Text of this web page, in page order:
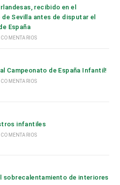
recibido en el
Sevilla antes de disputar el
España
Campeonato de España Infantil!
infantiles
sobrecalentamiento de interiores